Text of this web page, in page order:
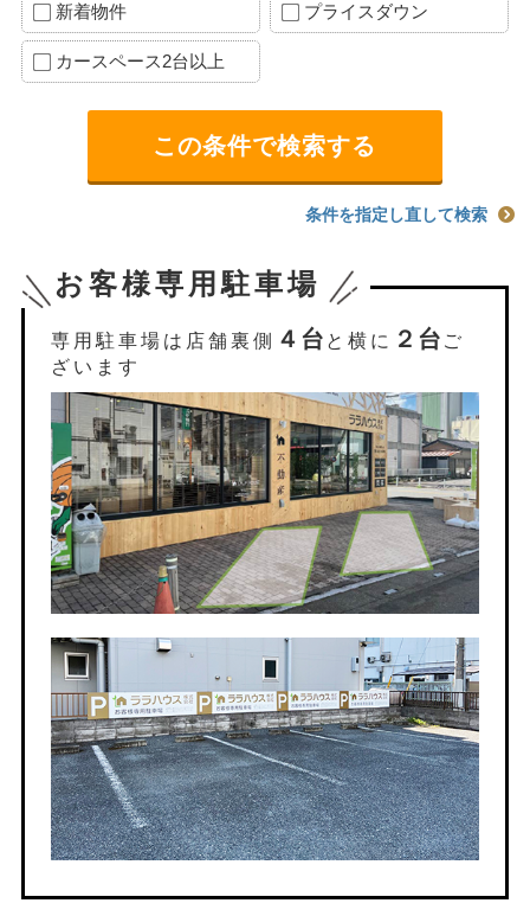
新着物件 プライスダウン
カースペース2台以上
条件を指定し直して検索
お客様専用駐車場
専用駐車場は店舗裏側 ４台 と横に ２台 ご
ざいます